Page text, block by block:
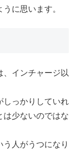
に思います。
、インチャージ以
しっかりしていれ
は少ないのではな
人がうつになり